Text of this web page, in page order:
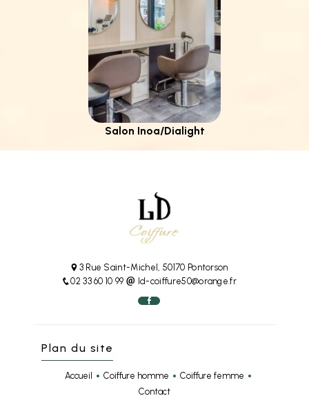
Salon Inoa/Dialight
3 Rue Saint-Michel, 50170 Pontorson
02 33 60 10 99
ld-coiffure50@orange.fr
Plan du site
Accueil Coiffure homme
Coiffure femme
Contact